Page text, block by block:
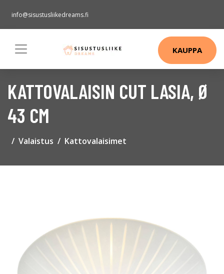
info@sisustusliikedreams.fi
KAUPPA
KATTOVALAISIN CUT LASIA, Ø
43 CM
Valaistus Kattovalaisimet